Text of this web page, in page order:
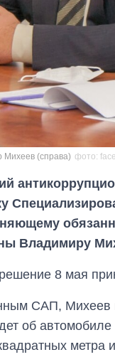
Михеев (справа) фото:
Владимиру
8 мая
САП, Михеев
об
метра